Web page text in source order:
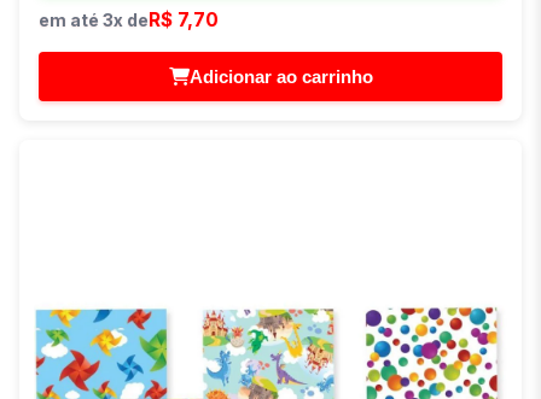
em até 3x deR$ 7,70
Adicionar ao carrinho